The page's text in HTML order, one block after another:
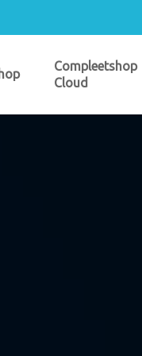
Compleetshop
Cloud